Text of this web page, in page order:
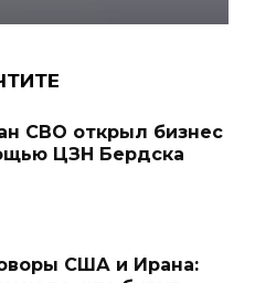
СВО открыл бизнес
ЦЗН Бердска
США и Ирана: